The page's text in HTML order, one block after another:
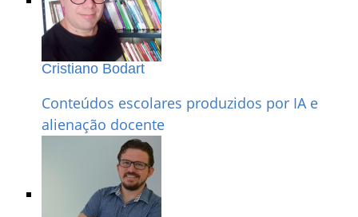
Cristiano Bodart
Conteúdos escolares produzidos por IA e
alienação docente